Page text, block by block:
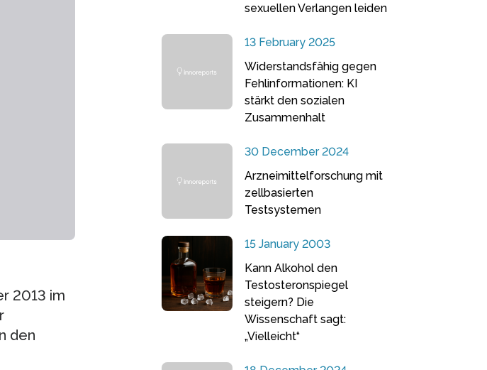
2013 im
den
sexuellen Verlangen leiden
13 February 2025
Widerstandsfähig gegen
Fehlinformationen: KI
stärkt den sozialen
Zusammenhalt
30 December 2024
Arzneimittelforschung mit
zellbasierten
Testsystemen
15 January 2003
Kann Alkohol den
Testosteronspiegel
steigern? Die
Wissenschaft sagt:
„Vielleicht“